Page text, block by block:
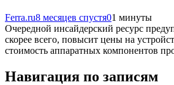
Ferra.ru8 месяцев спустя01 минуты
Очередной инсайдерский ресурс
скорее всего, повысит цены на
стоимость аппаратных компонентов
Навигация по записям